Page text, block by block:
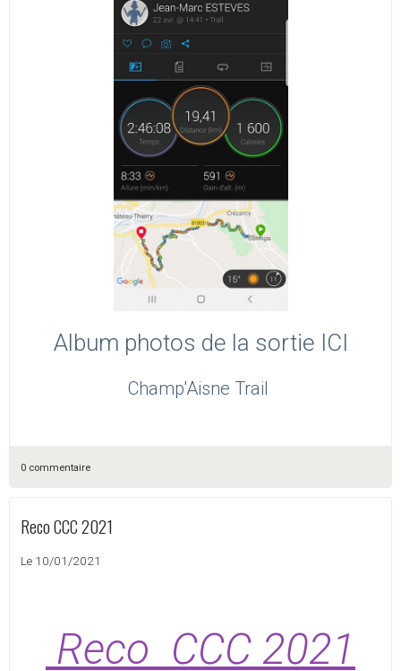
Album photos de la sortie ICI
Champ'Aisne Trail
0 commentaire
Reco CCC 2021
Le 10/01/2021
Reco CCC 2021